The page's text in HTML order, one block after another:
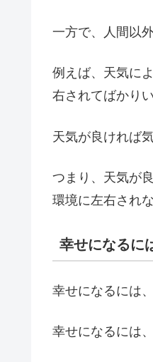
一方で、人間以
例えば、天気に
右されてばかりい
天気が良ければ
つまり、天気が
環境に左右され
幸せになるに
幸せになるには
幸せになるには